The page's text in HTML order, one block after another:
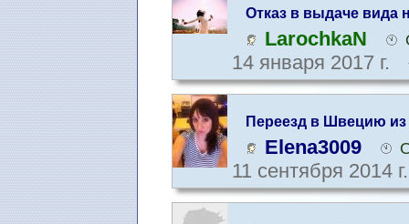
Отказ в выдаче вида
делать.
LarochkaN
14 января 2017 г.
Переезд в Швецию
Elena3009
11 сентября 2014